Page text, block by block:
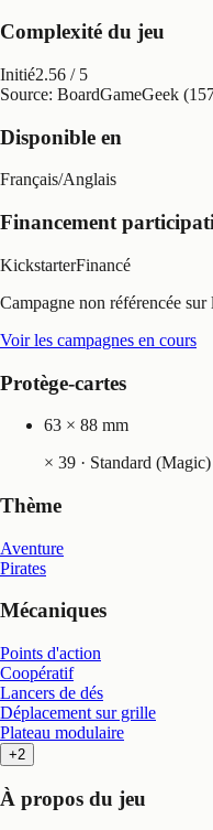
Complexité du jeu
Initié2.56 / 5
Source: BoardGameGeek
Disponible en
Français/Anglais
Financement
KickstarterFinancé
Campagne non référencée sur
Voir les campagnes en cours
Protège-cartes
63 × 88 mm
× 39 · Standard (Magic)
Thème
Aventure
Pirates
Mécaniques
Points d'action
Coopératif
Lancers de dés
Déplacement sur grille
Plateau modulaire
+2
À propos du jeu